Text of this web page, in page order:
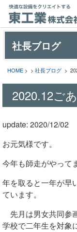
社長ブログ
HOME > > 社長ブログ >
2020.12ご
update: 2020/12/02
お元気様です。
今年も師走がやって
年を取ると一年が早
ています。
先月は男女共同参
学校で二年生を対象